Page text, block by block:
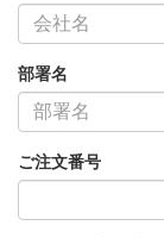
部署名
ご注文番号